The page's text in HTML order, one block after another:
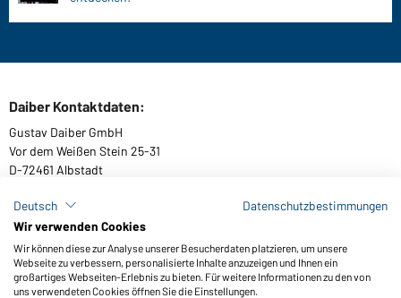
Daiber Kontaktdaten:
Gustav Daiber GmbH
Vor dem Weißen Stein 25-31
D-72461 Albstadt
Kataloge herunterladen oder bestellen
Zu den Katalogen
Deutsch
Datenschutzbestimmungen
Wir verwenden Cookies
Wir können diese zur Analyse unserer Besucherdaten platzieren, um unsere
Webseite zu verbessern, personalisierte Inhalte anzuzeigen und Ihnen ein
großartiges Webseiten-Erlebnis zu bieten. Für weitere Informationen zu den von
uns verwendeten Cookies öffnen Sie die Einstellungen.